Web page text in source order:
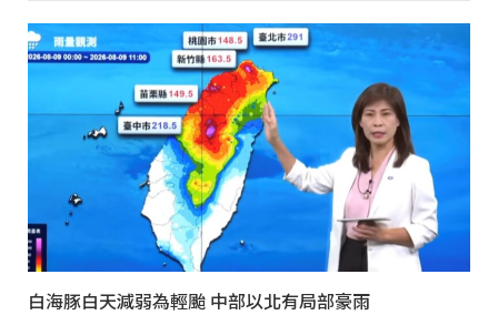
白海豚白天減弱為輕颱 中部以北有局部豪雨